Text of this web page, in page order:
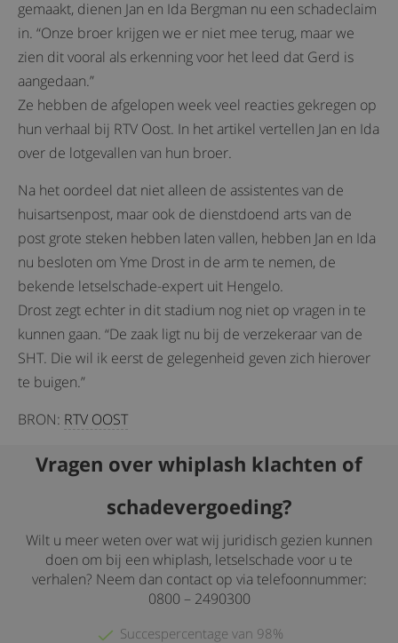
gemaakt, dienen Jan en Ida Bergman nu een schadeclaim
in. “Onze broer krijgen we er niet mee terug, maar we
zien dit vooral als erkenning voor het leed dat Gerd is
aangedaan.”
Ze hebben de afgelopen week veel reacties gekregen op
hun verhaal bij RTV Oost. In het artikel vertellen Jan en Ida
over de lotgevallen van hun broer.
Na het oordeel dat niet alleen de assistentes van de
huisartsenpost, maar ook de dienstdoend arts van de
post grote steken hebben laten vallen, hebben Jan en Ida
nu besloten om Yme Drost in de arm te nemen, de
bekende letselschade-expert uit Hengelo.
Drost zegt echter in dit stadium nog niet op vragen in te
kunnen gaan. “De zaak ligt nu bij de verzekeraar van de
SHT. Die wil ik eerst de gelegenheid geven zich hierover
te buigen.”
BRON: RTV OOST
Vragen over whiplash klachten of
schadevergoeding?
Wilt u meer weten over wat wij juridisch gezien kunnen
doen om bij een whiplash, letselschade voor u te
verhalen? Neem dan contact op via telefoonnummer:
0800 – 2490300
Succespercentage van 98%